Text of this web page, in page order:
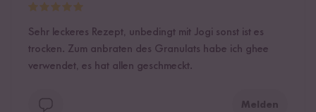
Sehr leckeres Rezept, unbedingt mit Jogi sonst ist es
trocken. Zum anbraten des Granulats habe ich ghee
verwendet, es hat allen geschmeckt.
Melden